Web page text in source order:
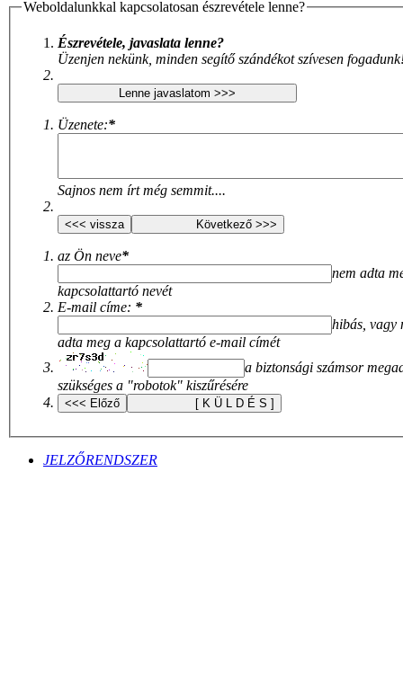
Weboldalunkkal kapcsolatosan észrevétele lenne?
Észrevétele, javaslata lenne?
Üzenjen nekünk, minden segítő szándékot szívesen
Üzenete:*
Sajnos nem írt még semmit....
az Ön neve*
nem adta
kapcsolattartó nevét
E-mail címe: *
hibás, vagy
adta meg a kapcsolattartó e-mail címét
a biztonsági számsor
szükséges a "robotok" kiszűrésére
JELZŐRENDSZER